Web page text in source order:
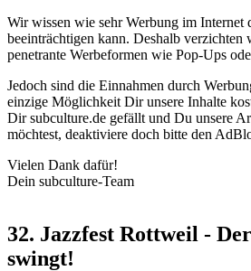
Wir wissen wie sehr Werbung im Internet
beeinträchtigen kann. Deshalb verzichten
penetrante Werbeformen wie Pop-Ups
Jedoch sind die Einnahmen durch
einzige Möglichkeit Dir unsere Inhalte
Dir subculture.de gefällt und Du unsere
möchtest, deaktiviere doch bitte den
Vielen Dank dafür!
Dein subculture-Team
32. Jazzfest Rottweil -
swingt!